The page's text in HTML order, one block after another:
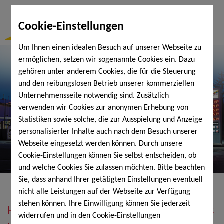
Cookie-Einstellungen
Um Ihnen einen idealen Besuch auf unserer Webseite zu
ermöglichen, setzen wir sogenannte Cookies ein. Dazu
gehören unter anderem Cookies, die für die Steuerung
und den reibungslosen Betrieb unserer kommerziellen
Unternehmensseite notwendig sind. Zusätzlich
verwenden wir Cookies zur anonymen Erhebung von
Statistiken sowie solche, die zur Ausspielung und Anzeige
personalisierter Inhalte auch nach dem Besuch unserer
Webseite eingesetzt werden können. Durch unsere
Cookie-Einstellungen können Sie selbst entscheiden, ob
und welche Cookies Sie zulassen möchten. Bitte beachten
Sie, dass anhand Ihrer getätigten Einstellungen eventuell
nicht alle Leistungen auf der Webseite zur Verfügung
stehen können. Ihre Einwilligung können Sie jederzeit
widerrufen und in den Cookie-Einstellungen
Heizöl, Diesel, Schmierstoffe, Holzpellets